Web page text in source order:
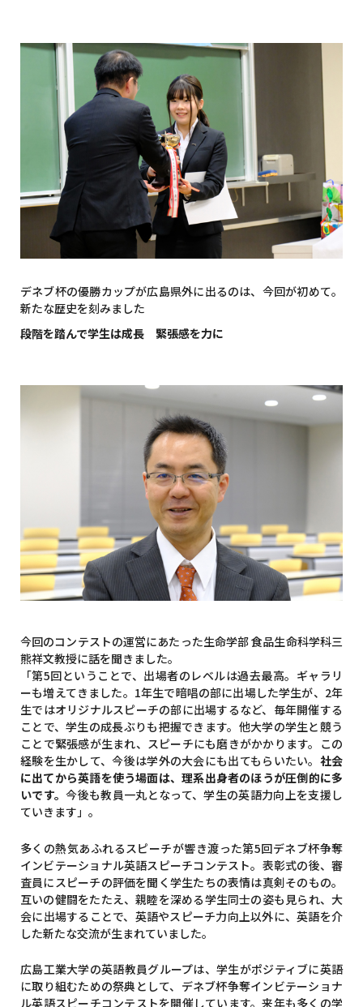
デネブ杯の優勝カップが広島県外に出るのは、今回が初めて。
新たな歴史を刻みました
段階を踏んで学生は成長 緊張感を力に
今回のコンテストの運営にあたった生命学部 食品生命科学科三
熊祥文教授に話を聞きました。
「第5回ということで、出場者のレベルは過去最高。ギャラリ
ーも増えてきました。1年生で暗唱の部に出場した学生が、2年
生ではオリジナルスピーチの部に出場するなど、毎年開催する
ことで、学生の成長ぶりも把握できます。他大学の学生と競う
ことで緊張感が生まれ、スピーチにも磨きがかかります。この
経験を生かして、今後は学外の大会にも出てもらいたい。 社会
に出てから英語を使う場面は、理系出身者のほうが圧倒的に多
いです。今後も教員一丸となって、学生の英語力向上を支援し
ていきます」。
多くの熱気あふれるスピーチが響き渡った第5回デネブ杯争奪
インビテーショナル英語スピーチコンテスト。表彰式の後、審
査員にスピーチの評価を聞く学生たちの表情は真剣そのもの。
互いの健闘をたたえ、親睦を深める学生同士の姿も見られ、大
会に出場することで、英語やスピーチ力向上以外に、英語を介
した新たな交流が生まれていました。
広島工業大学の英語教員グループは、学生がポジティブに英語
に取り組むための祭典として、デネブ杯争奪インビテーショナ
ル英語スピーチコンテストを開催しています。来年も多くの学